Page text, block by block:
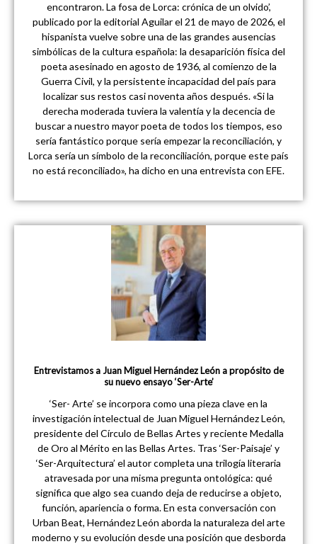
encontraron. La fosa de Lorca: crónica de un olvido’,
publicado por la editorial Aguilar el 21 de mayo de 2026, el
hispanista vuelve sobre una de las grandes ausencias
simbólicas de la cultura española: la desaparición física del
poeta asesinado en agosto de 1936, al comienzo de la
Guerra Civil, y la persistente incapacidad del país para
localizar sus restos casi noventa años después. «Si la
derecha moderada tuviera la valentía y la decencia de
buscar a nuestro mayor poeta de todos los tiempos, eso
sería fantástico porque sería empezar la reconciliación, y
Lorca sería un símbolo de la reconciliación, porque este país
no está reconciliado», ha dicho en una entrevista con EFE.
Entrevistamos a Juan Miguel Hernández León a propósito de
su nuevo ensayo ‘Ser-Arte’
‘Ser- Arte’ se incorpora como una pieza clave en la
investigación intelectual de Juan Miguel Hernández León,
presidente del Círculo de Bellas Artes y reciente Medalla
de Oro al Mérito en las Bellas Artes. Tras ‘Ser-Paisaje’ y
‘Ser-Arquitectura’ el autor completa una trilogía literaria
atravesada por una misma pregunta ontológica: qué
significa que algo sea cuando deja de reducirse a objeto,
función, apariencia o forma. En esta conversación con
Urban Beat, Hernández León aborda la naturaleza del arte
moderno y su evolución desde una posición que desborda